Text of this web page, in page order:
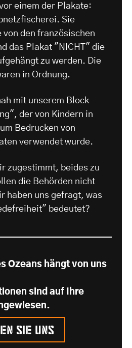
einem der Plakate:
Sie
den französischen
das Plakat "NICHT" die
zu werden. Die
in Ordnung.
mit unserem Block
der von Kindern in
Bedrucken von
verwendet wurde.
zugestimmt, beides zu
die Behörden nicht
haben uns gefragt, was
bedeutet?
Ozeans hängt von uns
sind auf Ihre
Sie uns